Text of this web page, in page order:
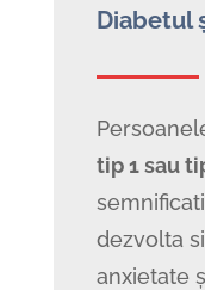
Diabetul
tip 1 sau
dezvolta
anxietate